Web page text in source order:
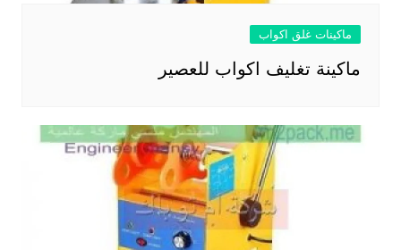
ماكينات غلق اكواب
ماكينة تغليف اكواب للعصير